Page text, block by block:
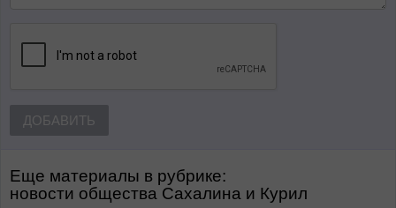
ДОБАВИТЬ
Еще материалы в рубрике:
Новости общества Сахалина и Курил